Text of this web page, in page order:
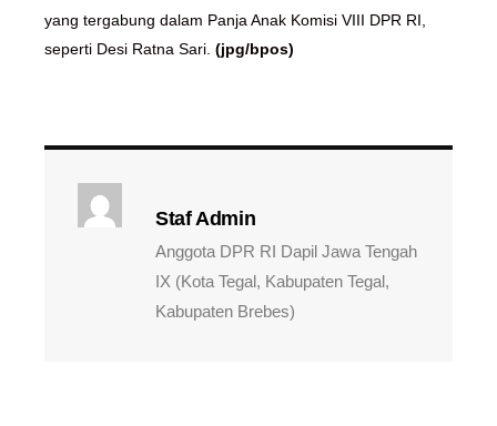
yang tergabung dalam Panja Anak Komisi VIII DPR RI,
seperti Desi Ratna Sari. (jpg/bpos)
Staf Admin
Anggota DPR RI Dapil Jawa Tengah
IX (Kota Tegal, Kabupaten Tegal,
Kabupaten Brebes)